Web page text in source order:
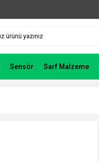
Sensör Sarf Malzeme